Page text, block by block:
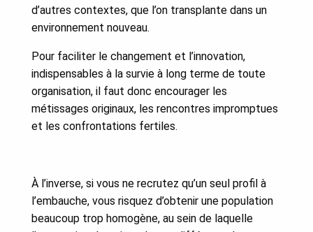
d’autres contextes, que l’on transplante dans un
environnement nouveau.
Pour faciliter le changement et l’innovation,
indispensables à la survie à long terme de toute
organisation, il faut donc encourager les
métissages originaux, les rencontres impromptues
et les confrontations fertiles.
À l’inverse, si vous ne recrutez qu’un seul profil à
l’embauche, vous risquez d’obtenir une population
beaucoup trop homogène, au sein de laquelle